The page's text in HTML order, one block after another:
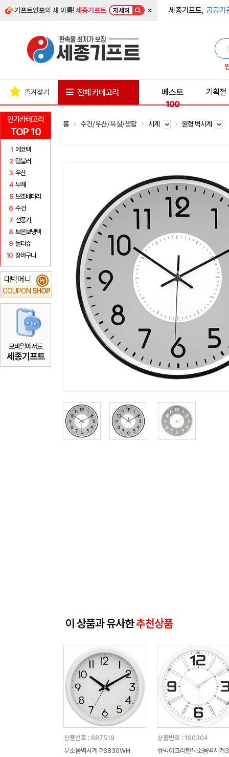
기프트인포의 새 이름!세종기프트 자세히 × 세종기프트, 공공기
인기카테고리
TOP 10
1 에코백
2 텀블러
3 우산
4 부채
5 보조배터리
6 수건
7 선풍기
8 보온보냉백
9 물티슈
10 장바구니
대박머니
COUPON SHOP
₩
모바일에서도
세종기프트
즐겨찾기 전체 카테고리
베스트
100
기획전
홈 수건/우산/욕실/생활 시계 원형 벽시계
이 상품과 유사한추천상품
상품번호 : 687519
무소음벽시계 PS830WH
상품번호 : 190304
큐빅아크리탄무소음벽시계